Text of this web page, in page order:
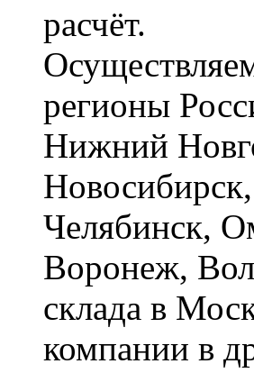
расчёт.
регионы
Нижний
Челябинск,
Воронеж,
склада в
компании в